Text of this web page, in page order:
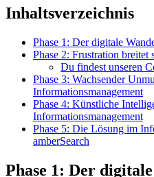
Inhaltsverzeichnis
Phase 1: Der digitale
Phase 2: Frustration breitet
Du findest unseren
Phase 3: Wachsender
Informationsmanagement
Phase 4: Künstliche
Informationsmanagement
Phase 5: Die Lösung im
amberSearch
Phase 1: Der